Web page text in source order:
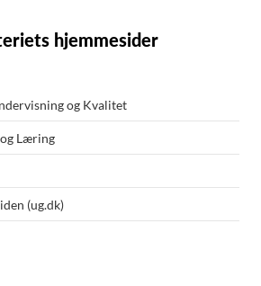
hjemmesider
og Kvalitet
Læring
(ug.dk)